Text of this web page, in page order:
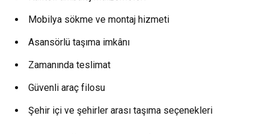
Mobilya sökme ve montaj hizmeti
Asansörlü taşıma imkânı
Zamanında teslimat
Güvenli araç filosu
Şehir içi ve şehirler arası taşıma seçenekleri